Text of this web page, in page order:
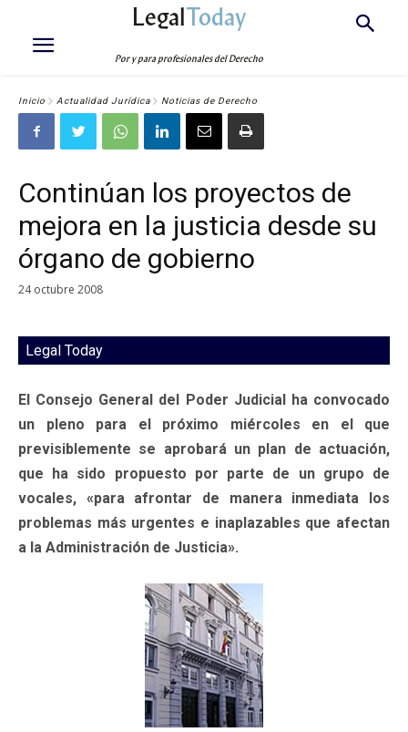
LegalToday
Por y para profesionales del Derecho
Inicio Actualidad Jurídica Noticias de Derecho
Continúan los proyectos de
mejora en la justicia desde su
órgano de gobierno
24 octubre 2008
Legal Today
El Consejo General del Poder Judicial ha convocado
un pleno para el próximo miércoles en el que
previsiblemente se aprobará un plan de actuación,
que ha sido propuesto por parte de un grupo de
vocales, «para afrontar de manera inmediata los
problemas más urgentes e inaplazables que afectan
a la Administración de Justicia».